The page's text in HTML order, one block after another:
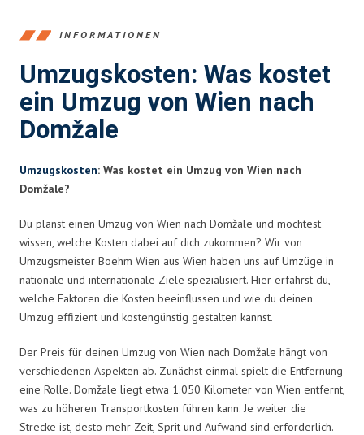
INFORMATIONEN
Umzugskosten: Was kostet
ein Umzug von Wien nach
Domžale
Umzugskosten: Was kostet ein Umzug von Wien nach
Domžale?
Du planst einen Umzug von Wien nach Domžale und möchtest
wissen, welche Kosten dabei auf dich zukommen? Wir von
Umzugsmeister Boehm Wien aus Wien haben uns auf Umzüge in
nationale und internationale Ziele spezialisiert. Hier erfährst du,
welche Faktoren die Kosten beeinflussen und wie du deinen
Umzug effizient und kostengünstig gestalten kannst.
Der Preis für deinen Umzug von Wien nach Domžale hängt von
verschiedenen Aspekten ab. Zunächst einmal spielt die Entfernung
eine Rolle. Domžale liegt etwa 1.050 Kilometer von Wien entfernt,
was zu höheren Transportkosten führen kann. Je weiter die
Strecke ist, desto mehr Zeit, Sprit und Aufwand sind erforderlich.